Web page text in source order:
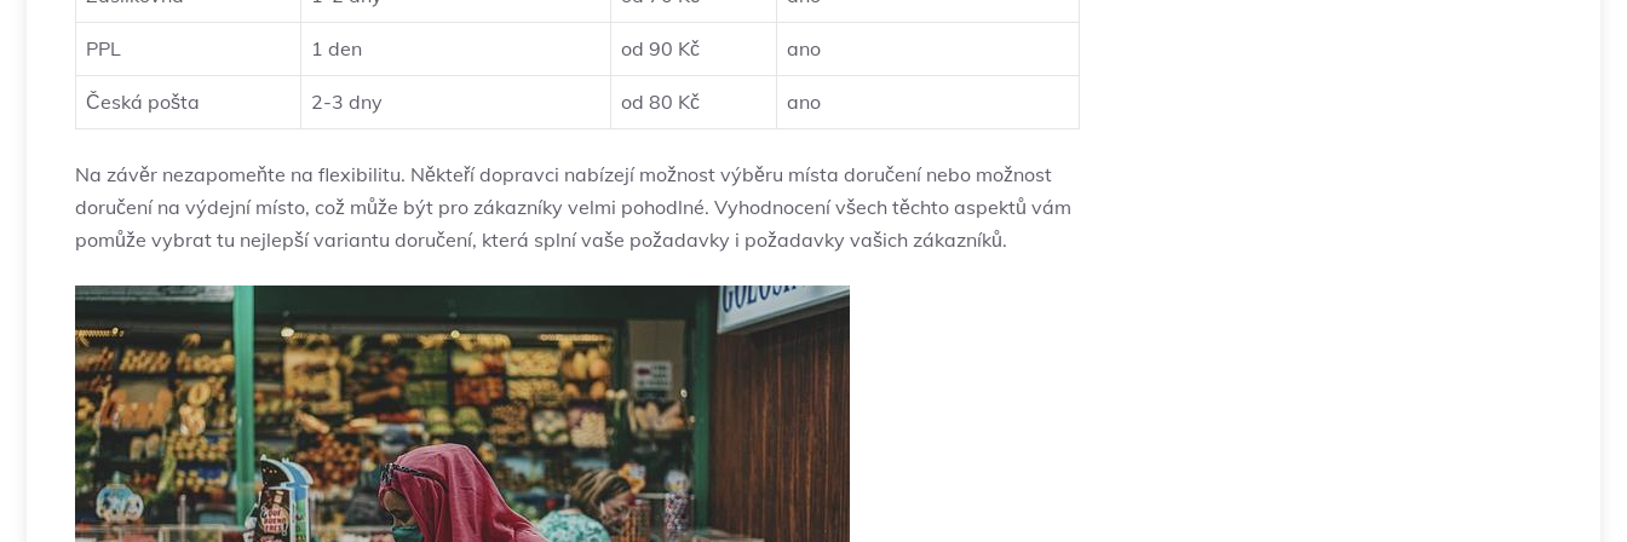
PPL 1 den od 90 Kč ano
Česká pošta 2-3 dny od 80 Kč ano
Na závěr nezapomeňte na flexibilitu. Někteří dopravci nabízejí možnost výběru místa doručení nebo možnost
doručení na výdejní místo, což může být pro zákazníky velmi pohodlné. Vyhodnocení všech těchto aspektů vám
pomůže vybrat tu nejlepší variantu doručení, která splní vaše požadavky i požadavky vašich zákazníků.